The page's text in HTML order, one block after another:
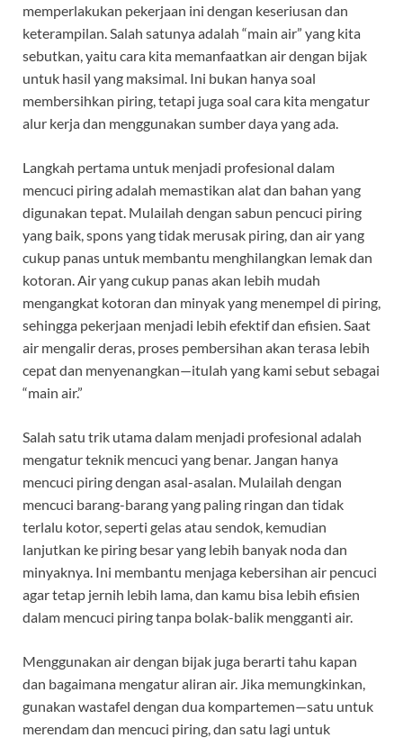
memperlakukan pekerjaan ini dengan keseriusan dan
keterampilan. Salah satunya adalah “main air” yang kita
sebutkan, yaitu cara kita memanfaatkan air dengan bijak
untuk hasil yang maksimal. Ini bukan hanya soal
membersihkan piring, tetapi juga soal cara kita mengatur
alur kerja dan menggunakan sumber daya yang ada.
Langkah pertama untuk menjadi profesional dalam
mencuci piring adalah memastikan alat dan bahan yang
digunakan tepat. Mulailah dengan sabun pencuci piring
yang baik, spons yang tidak merusak piring, dan air yang
cukup panas untuk membantu menghilangkan lemak dan
kotoran. Air yang cukup panas akan lebih mudah
mengangkat kotoran dan minyak yang menempel di piring,
sehingga pekerjaan menjadi lebih efektif dan efisien. Saat
air mengalir deras, proses pembersihan akan terasa lebih
cepat dan menyenangkan—itulah yang kami sebut sebagai
“main air.”
Salah satu trik utama dalam menjadi profesional adalah
mengatur teknik mencuci yang benar. Jangan hanya
mencuci piring dengan asal-asalan. Mulailah dengan
mencuci barang-barang yang paling ringan dan tidak
terlalu kotor, seperti gelas atau sendok, kemudian
lanjutkan ke piring besar yang lebih banyak noda dan
minyaknya. Ini membantu menjaga kebersihan air pencuci
agar tetap jernih lebih lama, dan kamu bisa lebih efisien
dalam mencuci piring tanpa bolak-balik mengganti air.
Menggunakan air dengan bijak juga berarti tahu kapan
dan bagaimana mengatur aliran air. Jika memungkinkan,
gunakan wastafel dengan dua kompartemen—satu untuk
merendam dan mencuci piring, dan satu lagi untuk